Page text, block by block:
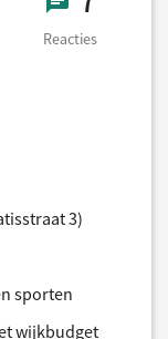
Reacties
3)
sporten
wijkbudget